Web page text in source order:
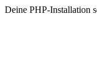
Deine PHP-Installation